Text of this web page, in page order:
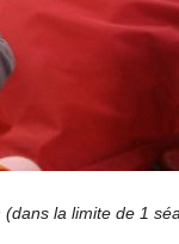
la limite de 1